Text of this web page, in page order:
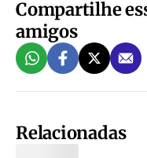
Compartilhe
amigos
Relacionadas